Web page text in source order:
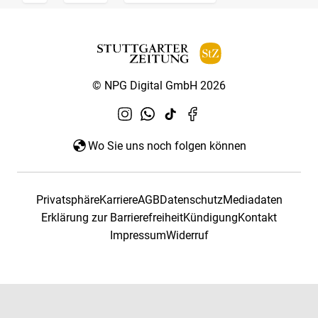
© NPG Digital GmbH 2026
Wo Sie uns noch folgen können
PrivatsphäreKarriereAGBDatenschutzMediadaten
Erklärung zur BarrierefreiheitKündigungKontakt
ImpressumWiderruf